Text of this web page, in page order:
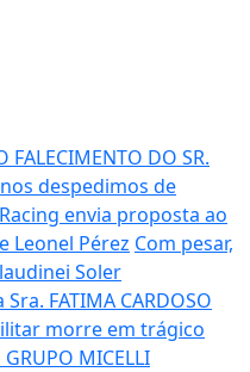
FALECIMENTO DO SR.
despedimos de
Racing envia proposta ao
Leonel Pérez Com pesar,
Soler
FATIMA CARDOSO
morre em trágico
GRUPO MICELLI